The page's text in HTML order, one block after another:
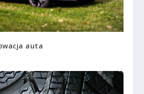
auta